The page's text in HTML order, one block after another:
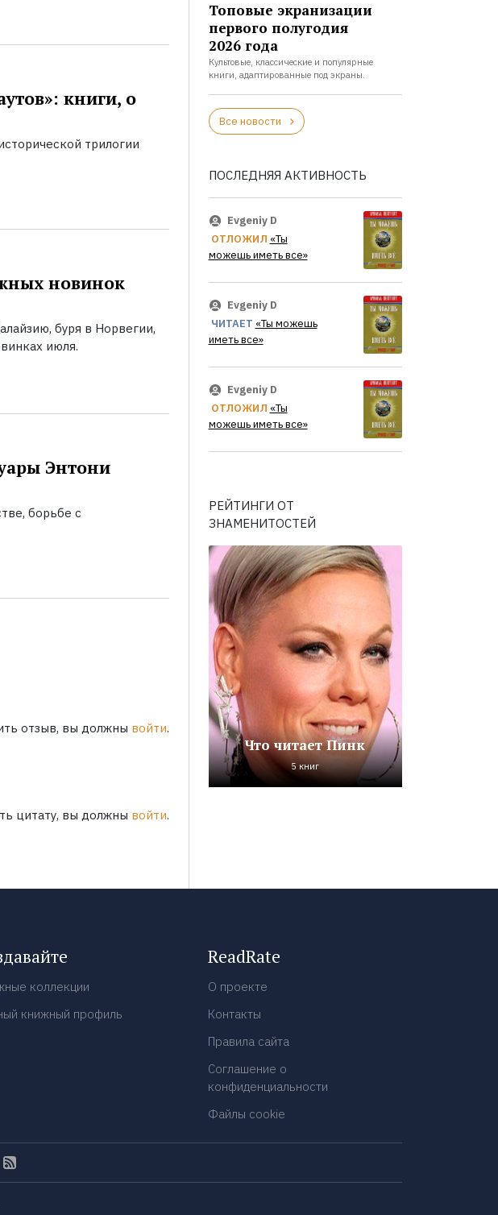
книги, о
трилогии
новинок
буря в Норвегии,
июля.
Энтони
борьбе с
отзыв, вы должны войти.
цитату, вы должны войти.
Топовые экранизации
первого полугодия
2026 года
Культовые, классические и популярные
книги, адаптированные под экраны.
Все новости
ПОСЛЕДНЯЯ АКТИВНОСТЬ
Evgeniy D
ОТЛОЖИЛ «Ты
можешь иметь все»
Evgeniy D
ЧИТАЕТ «Ты можешь
иметь все»
Evgeniy D
ОТЛОЖИЛ «Ты
можешь иметь все»
РЕЙТИНГИ ОТ
ЗНАМЕНИТОСТЕЙ
Что читает Пинк
5 книг
коллекции
книжный профиль
ReadRate
О проекте
Контакты
Правила сайта
Соглашение о
конфиденциальности
Файлы cookie